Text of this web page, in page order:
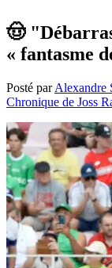
🤠
« fantasme
Posté parAlexandre
Chronique de Joss